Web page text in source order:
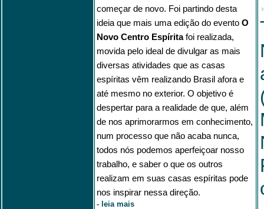
começar de novo. Foi partindo desta
ideia que mais uma edição do evento O
Novo Centro Espíritafoi realizada,
movida pelo ideal de divulgar as mais
diversas atividades que as casas
espíritas vêm realizando Brasil afora e
até mesmo no exterior. O objetivo é
despertar para a realidade de que, além
de nos aprimorarmos em conhecimento,
num processo que não acaba nunca,
todos nós podemos aperfeiçoar nosso
trabalho, e saber o que os outros
realizam em suas casas espíritas pode
nos inspirar nessa direção.
- leia mais